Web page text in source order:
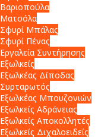
Βαριοπούλα
Ματσόλα
Σφυρί Μπάλας
Σφυρί Πένας
Εργαλεία Συντήρησης
Εξωλκείς
Εξωλκέας Δίποδας
Συρταρωτός
Εξωλκέας Μπουζονιών
Εξωλκείς Αδράνειας
Εξωλκείς Αποκολλητές
Εξωλκείς Διχαλοειδείς